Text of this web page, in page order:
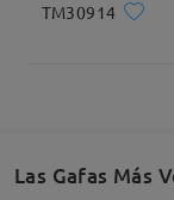
TM30914
Las Gafas Más